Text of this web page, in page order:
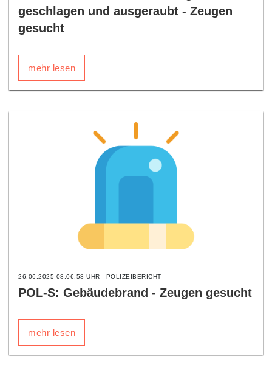
geschlagen und ausgeraubt - Zeugen
gesucht
mehr lesen
26.06.2025 08:06:58 UHR POLIZEIBERICHT
POL-S: Gebäudebrand - Zeugen gesucht
mehr lesen